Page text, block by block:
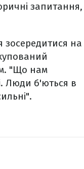
запитання,
зосередитися на
"Що нам
Люди б'ються в